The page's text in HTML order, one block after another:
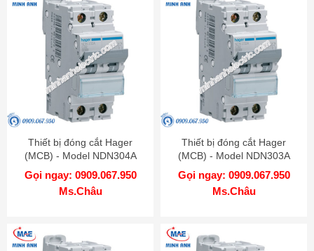
Thiết bị đóng cắt Hager
(MCB) - Model NDN304A
Gọi ngay: 0909.067.950
Ms.Châu
Thiết bị đóng cắt Hager
(MCB) - Model NDN303A
Gọi ngay: 0909.067.950
Ms.Châu